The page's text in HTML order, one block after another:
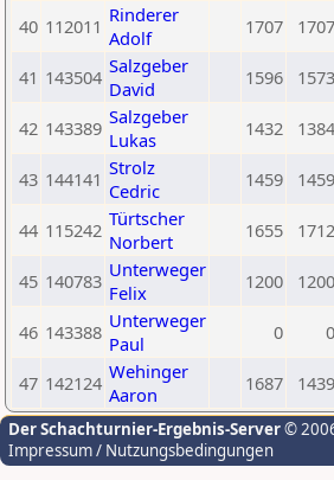
40 112011 Rinderer
Adolf
1707 1707
41 143504 Salzgeber
David
1596 1573
42 143389 Salzgeber
Lukas
1432 1384
43 144141 Strolz
Cedric
1459 1459
44 115242 Türtscher
Norbert
1655 1712
45 140783 Unterweger
Felix
1200 1200
46 143388 Unterweger
Paul
0 0
47 142124 Wehinger
Aaron
1687 1439
Der Schachturnier-Ergebnis-Server©
Impressum / Nutzungsbedingungen